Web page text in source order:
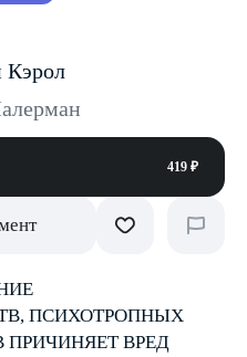
Кэрол
419 ₽
ПСИХОТРОПНЫХ
ВРЕД